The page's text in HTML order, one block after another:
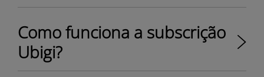
Como funciona a subscrição
Ubigi?